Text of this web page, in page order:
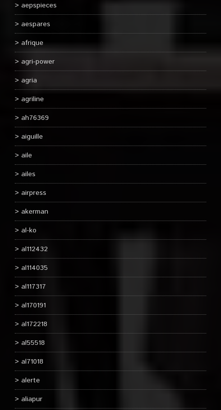
aepspieces
aespares
afrique
agri-power
agria
agriline
ah76369
aiguille
aile
ailes
airpress
akerman
al-ko
al112432
al114035
al117317
al170191
al172218
al55518
al71018
alerte
aliapur